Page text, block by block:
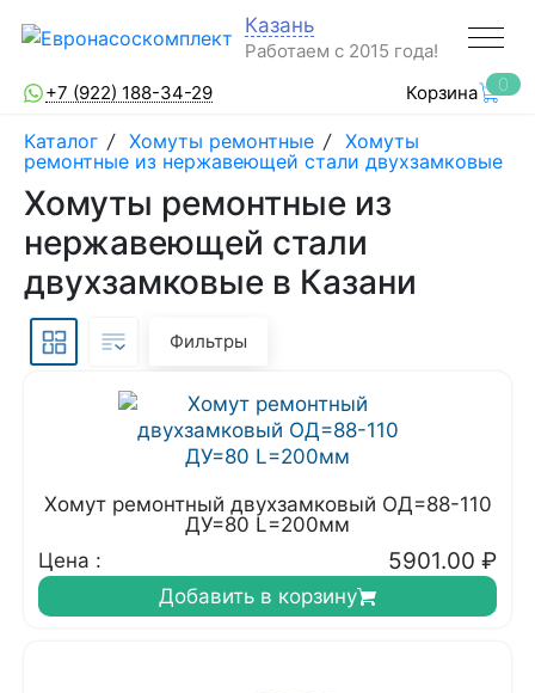
Казань
Работаем с 2015 года!
+7 (922) 188-34-29
Корзина 0
Каталог / Хомуты ремонтные / Хомуты
ремонтные из нержавеющей стали двухзамковые
Хомуты ремонтные из
нержавеющей стали
двухзамковые в Казани
Фильтры
Хомут ремонтный двухзамковый ОД=88-110
ДУ=80 L=200мм
Цена :
5901.00 ₽
Добавить в корзину